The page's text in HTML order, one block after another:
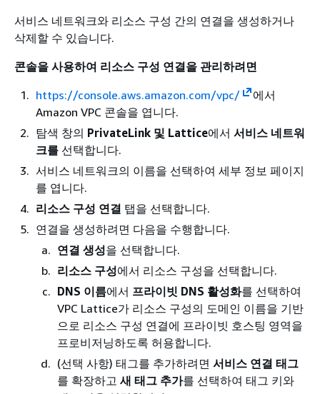
서비스 네트워크와 리소스 구성 간의 연결을 생성하거나
삭제할 수 있습니다.
콘솔을 사용하여 리소스 구성 연결을 관리하려면
https://console.aws.amazon.com/vpc/
에서
Amazon VPC 콘솔을 엽니다.
탐색 창의 PrivateLink 및 Lattice에서 서비스 네트워
크를 선택합니다.
서비스 네트워크의 이름을 선택하여 세부 정보 페이지
를 엽니다.
리소스 구성 연결 탭을 선택합니다.
연결을 생성하려면 다음을 수행합니다.
연결 생성을 선택합니다.
리소스 구성에서 리소스 구성을 선택합니다.
DNS 이름에서 프라이빗 DNS 활성화를 선택하여
VPC Lattice가 리소스 구성의 도메인 이름을 기반
으로 리소스 구성 연결에 프라이빗 호스팅 영역을
프로비저닝하도록 허용합니다.
(선택 사항) 태그를 추가하려면 서비스 연결 태그
를 확장하고 새 태그 추가를 선택하여 태그 키와